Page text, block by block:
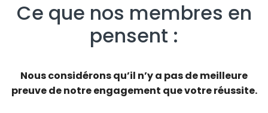
Ce que nos membres en
pensent :
Nous considérons qu’il n’y a pas de meilleure
preuve de notre engagement que votre réussite.